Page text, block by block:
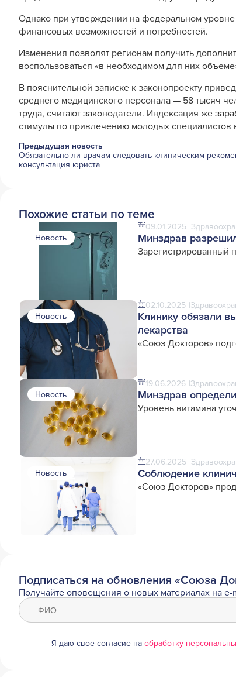
Однако при утверждении на федеральном
финансовых возможностей и потребностей.
Изменения позволят регионам получить
воспользоваться «в необходимом для них
В пояснительной записке к законопроекту
среднего медицинского персонала — 58 тысяч
труда, считают законодатели. Индексация же
стимулы по привлечению молодых специалистов
Предыдущая новость
Обязательно ли врачам следовать клиническим
консультация юриста
Похожие статьи по теме
Новость
09.01.2025
Минздрав
Зарегистрированный
Новость
02.10.2025
Клинику обязали
лекарства
«Союз Докторов»
Новость
19.06.2026
Минздрав
Уровень витамина
Новость
27.06.2025
Соблюдение
«Союз Докторов»
Подписаться на обновления «Союза
Получайте оповещения о новых материалах на e-
Я даю свое согласие на обработку